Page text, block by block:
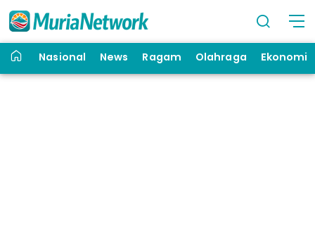
Nasional News Ragam Olahraga Ekonomi